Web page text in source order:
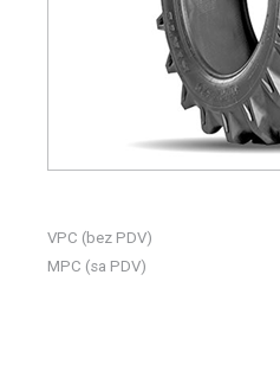
VPC (bez PDV)
MPC (sa PDV)